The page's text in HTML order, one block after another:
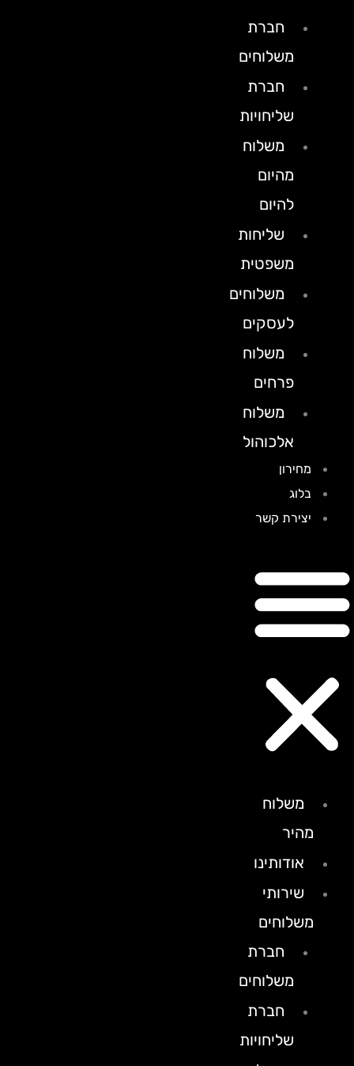
חברת
משלוחים
חברת
שליחויות
משלוח
מהיום
להיום
שליחות
משפטית
משלוחים
לעסקים
משלוח
פרחים
משלוח
אלכוהול
מחירון
בלוג
יצירת קשר
משלוח
מהיר
אודותינו
שירותי
משלוחים
חברת
משלוחים
חברת
שליחויות